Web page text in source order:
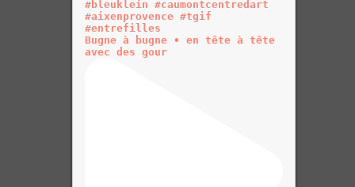
Bugne à bugne • en tête à tête
avec des gour